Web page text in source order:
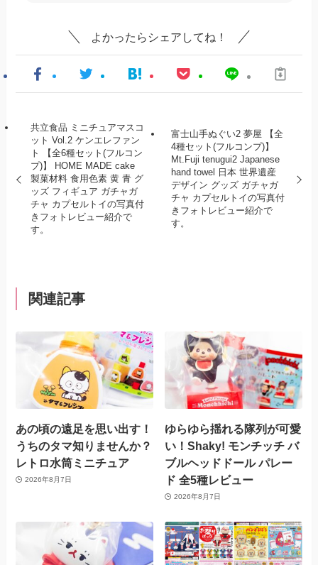
よかったらシェアしてね！
共立食品 ミニチュアマスコ
ット Vol.2 ケンエレファン
ト 【全6種セット(フルコン
プ)】 HOME MADE cake
製菓材料 食用色素 黄 青 グ
ッズ フィギュア ガチャガ
チャ カプセルトイの写真付
きフォトレビュー紹介で
す。
富士山手ぬぐい2 夢屋 【全
4種セット(フルコンプ)】
Mt.Fuji tenugui2 Japanese
hand towel 日本 世界遺産
デザイン グッズ ガチャガ
チャ カプセルトイの写真付
きフォトレビュー紹介で
す。
関連記事
あの頃の遠足を思い出す！
うちのタマ知りませんか？
レトロ水筒ミニチュア
2026年8月7日
ゆらゆら揺れる隊列が可愛
い！Shaky! モンチッチ バ
ブルヘッドドール パレー
ド 全5種レビュー
2026年8月7日